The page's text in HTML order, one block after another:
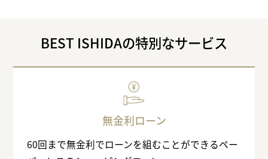
BEST ISHIDAの特別なサービス
無金利ローン
60回まで無金利でローンを組むことができるペー